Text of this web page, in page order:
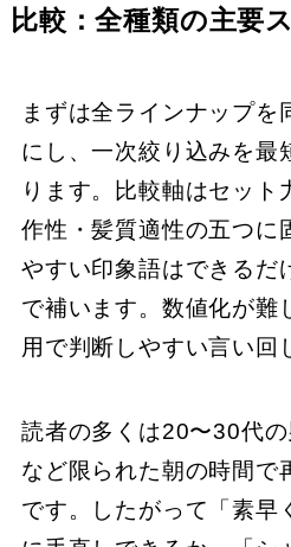
比較：全種類の主要
まずは全ラインナップを
にし、一次絞り込みを最
ります。比較軸はセット
作性・髪質適性の五つに
やすい印象語はできるだ
で補います。数値化が難
用で判断しやすい言い回
読者の多くは20〜30代
など限られた朝の時間で
です。したがって「素早